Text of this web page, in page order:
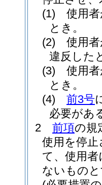
(1)
使用
とき。
(2)
使用
違反した
(3)
使用
とき。
(4)
前3号
必要があ
2
前項の規
使用を停
て、使用
ないもの